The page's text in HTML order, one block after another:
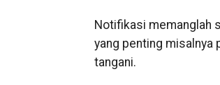
Notifikasi memanglah
yang penting misalnya
tangani.